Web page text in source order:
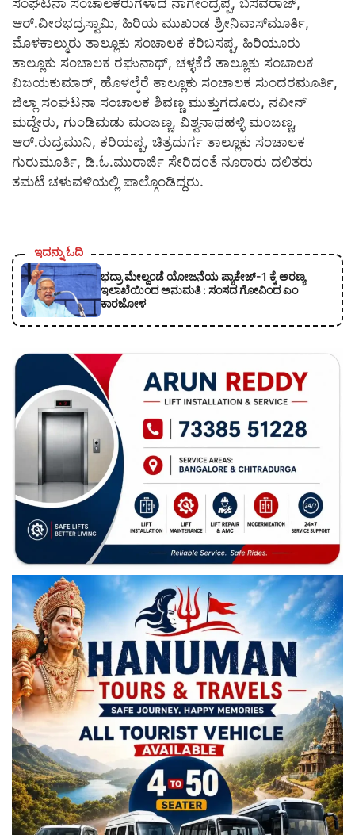
ಸಂಘಟನಾ ಸಂಚಾಲಕರುಗಳಾದ ನಾಗೇಂದ್ರಪ್ಪ, ಬಸವರಾಜ್,
ಆರ್.ವೀರಭದ್ರಸ್ವಾಮಿ, ಹಿರಿಯ ಮುಖಂಡ ಶ್ರೀನಿವಾಸ್‍ಮೂರ್ತಿ,
ಮೊಳಕಾಲ್ಮುರು ತಾಲ್ಲೂಕು ಸಂಚಾಲಕ ಕರಿಬಸಪ್ಪ, ಹಿರಿಯೂರು
ತಾಲ್ಲೂಕು ಸಂಚಾಲಕ ರಘುನಾಥ್, ಚಳ್ಳಕೆರೆ ತಾಲ್ಲೂಕು ಸಂಚಾಲಕ
ವಿಜಯಕುಮಾರ್, ಹೊಳಲ್ಕೆರೆ ತಾಲ್ಲೂಕು ಸಂಚಾಲಕ ಸುಂದರಮೂರ್ತಿ,
ಜಿಲ್ಲಾ ಸಂಘಟನಾ ಸಂಚಾಲಕ ಶಿವಣ್ಣ ಮುತ್ತುಗದೂರು, ನವೀನ್
ಮದ್ದೇರು, ಗುಂಡಿಮಡು ಮಂಜಣ್ಣ, ವಿಶ್ವನಾಥಹಳ್ಳಿ ಮಂಜಣ್ಣ,
ಆರ್.ರುದ್ರಮುನಿ, ಕರಿಯಪ್ಪ, ಚಿತ್ರದುರ್ಗ ತಾಲ್ಲೂಕು ಸಂಚಾಲಕ
ಗುರುಮೂರ್ತಿ, ಡಿ.ಓ.ಮುರಾರ್ಜಿ ಸೇರಿದಂತೆ ನೂರಾರು ದಲಿತರು
ತಮಟೆ ಚಳುವಳಿಯಲ್ಲಿ ಪಾಲ್ಗೊಂಡಿದ್ದರು.
ಇದನ್ನು ಓದಿ
ಭದ್ರಾ ಮೇಲ್ದಂಡೆ ಯೋಜನೆಯ ಪ್ಯಾಕೇಜ್-1 ಕ್ಕೆ ಅರಣ್ಯ
ಇಲಾಖೆಯಿಂದ ಅನುಮತಿ : ಸಂಸದ ಗೋವಿಂದ ಎಂ
ಕಾರಜೋಳ